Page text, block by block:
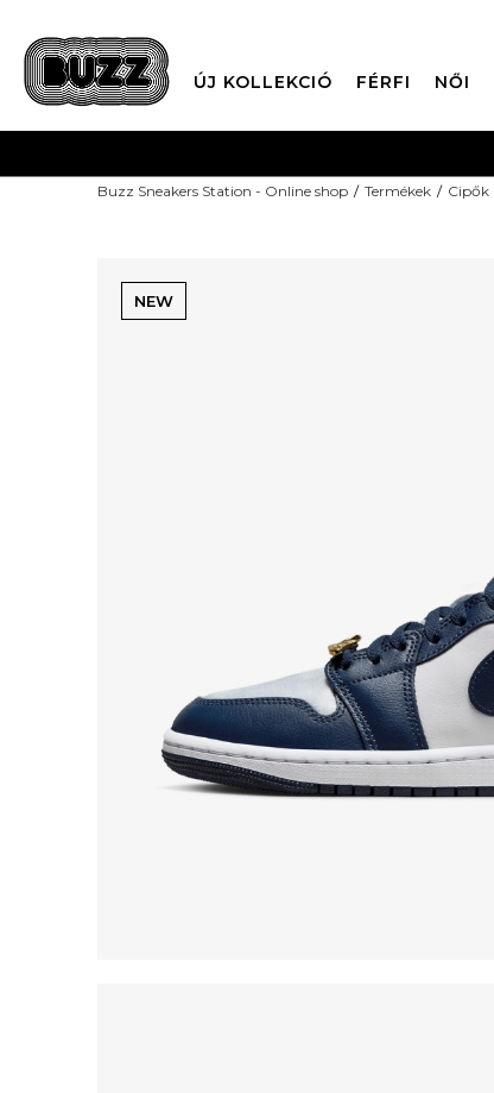
ÚJ KOLLEKCIÓ FÉRFI NŐI
Buzz Sneakers Station - Online shop Termékek Cipők
NEW